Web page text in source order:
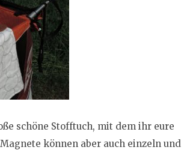
schöne Stofftuch, mit dem ihr eure
können aber auch einzeln und